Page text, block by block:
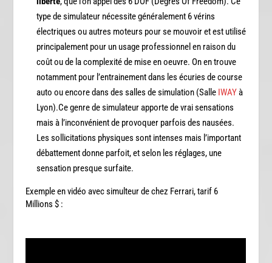
type de simulateur nécessite généralement 6 vérins
électriques ou autres moteurs pour se mouvoir et est utilisé
principalement pour un usage professionnel en raison du
coût ou de la complexité de mise en oeuvre. On en trouve
notamment pour l’entrainement dans les écuries de course
auto ou encore dans des salles de simulation (Salle IWAYà
Lyon).Ce genre de simulateur apporte de vrai sensations
mais à l’inconvénient de provoquer parfois des nausées.
Les sollicitations physiques sont intenses mais l’important
débattement donne parfoit, et selon les réglages, une
sensation presque surfaite.
Exemple en vidéo avec simulteur de chez Ferrari, tarif 6
Millions $ :